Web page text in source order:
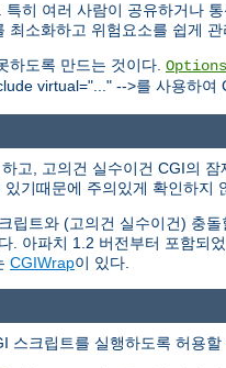
히 여러 사람이 공유하거나
소화하고 위험요소를 쉽게
하도록 만드는 것이다. Options
virtual="..." -->를 사용하
고, 고의건 실수이건 CGI의
기때문에 주의있게 확인하지
립트와 (고의건 실수이건) 충
. 아파치 1.2 버전부터 포함되
CGIWrap이 있다.
스크립트를 실행하도록 허용할